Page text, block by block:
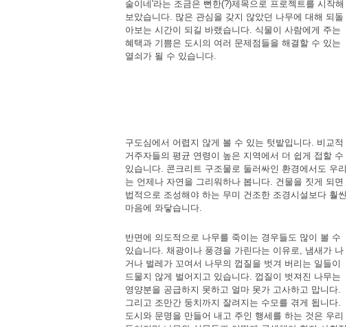
술이네'라는 조금은 뻔한(?)제목으로 프로젝트를 시작해
보았습니다. 많은 관심을 갖지 않았던 나무에 대해 되돌
아보는 시간이 되길 바랬습니다. 식물이 사람에게 주는
혜택과 기쁨은 도시의 여러 문제점들을 해결할 수 있는
열쇠가 될 수 있습니다.
구도심에서 어렵지 않게 볼 수 있는 텃밭입니다. 비교적
거주자들의 평균 연령이 높은 지역에서 더 쉽게 접할 수
있습니다. 콘크리트 구조물로 둘러싸인 환경에서도 우리
는 언제나 자연을 그리워하나 봅니다. 건물을 짓게 되면
법적으로 조성해야 하는 무미 건조한 조경시설보다 훨씬
마음에 와닿습니다.
반면에 의도적으로 나무를 죽이는 경우들도 많이 볼 수
있습니다. 채광이나 풍경을 가린다는 이유로, 냄새가 나
거나 벌레가 꼬여서 나무의 껍질을 벗겨 버리는 일들이
드물지 않게 벌어지고 있습니다. 껍질이 벗져진 나무는
영양분을 공급하지 못하고 얼마 못가 고사하고 맙니다.
그리고 조만간 둥치까지 잘려지는 수모를 겪게 됩니다.
도시와 문명을 만들어 내고 주인 행세를 하는 것은 우리